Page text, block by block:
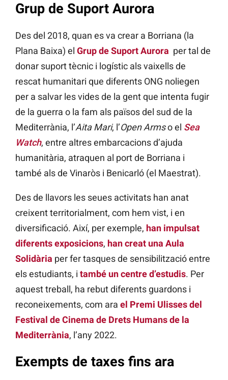
Grup de Suport Aurora
Des del 2018, quan es va crear a Borriana (la
Plana Baixa) el Grup de Suport Aurora per tal de
donar suport tècnic i logístic als vaixells de
rescat humanitari que diferents ONG noliegen
per a salvar les vides de la gent que intenta fugir
de la guerra o la fam als països del sud de la
Mediterrània, l’Aita Mari, l’Open Armso el Sea
Watch, entre altres embarcacions d’ajuda
humanitària, atraquen al port de Borriana i
també als de Vinaròs i Benicarló (el Maestrat).
Des de llavors les seues activitats han anat
creixent territorialment, com hem vist, i en
diversificació. Així, per exemple, han impulsat
diferents exposicions, han creat una Aula
Solidària per fer tasques de sensibilització entre
els estudiants, i també un centre d’estudis. Per
aquest treball, ha rebut diferents guardons i
reconeixements, com ara el Premi Ulisses del
Festival de Cinema de Drets Humans de la
Mediterrània, l’any 2022.
Exempts de taxes fins ara